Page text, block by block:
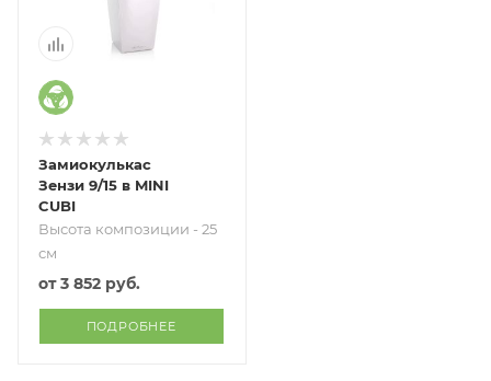
Замиокулькас
Зензи 9/15 в MINI
CUBI
Высота композиции - 25
см
от3 852 руб.
ПОДРОБНЕЕ